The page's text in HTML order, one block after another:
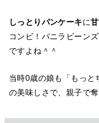
しっとりパンケーキに
コンビ！バニラビーン
ですよね＾＾
当時0歳の娘も「もっと
の美味しさで、親子で